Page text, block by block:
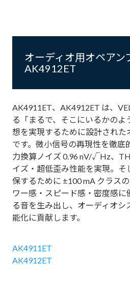
オーディオ用オペアン
AK4912ET
AK4911ET、AK4912ET は、
る「まるで、そこにいるかのよ
想を実現するために設計された
です。微小信号の再現性を徹底
力換算ノイズ 0.96 nV/√Hz、
イズ・超低歪み性能を実現。
保するために ±100 mA クラス
ワー感・スピード感・密度感に
る音を生み出し、オーディオシ
能化に貢献します。
AK4911ET
AK4912ET